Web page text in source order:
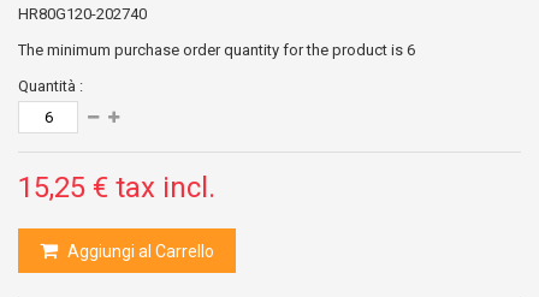
HR80G120-202740
The minimum purchase order quantity for the product is 6
Quantità :
15,25 € tax incl.
Aggiungi al Carrello